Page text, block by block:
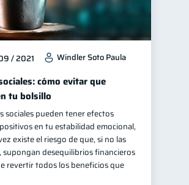
/ 2021 Windler Soto Paula
cómo evitar que
tu bolsillo
sociales pueden tener efectos
en tu estabilidad emocional,
existe el riesgo de que, si no las
supongan desequilibrios financieros
revertir todos los beneficios que